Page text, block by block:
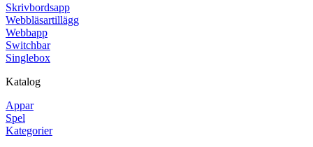
Skrivbordsapp
Webbläsartillägg
Webbapp
Switchbar
Singlebox
Katalog
Appar
Spel
Kategorier